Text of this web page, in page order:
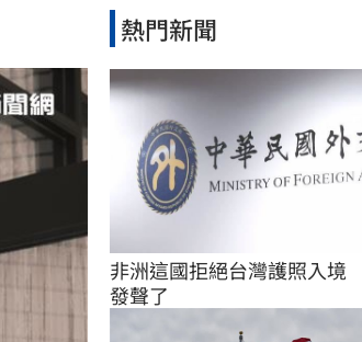
熱門新聞
非洲這國拒絕台灣護照入境
發聲了